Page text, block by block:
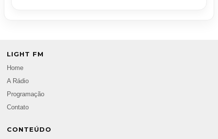
LIGHT FM
Home
A Rádio
Programação
Contato
CONTEÚDO